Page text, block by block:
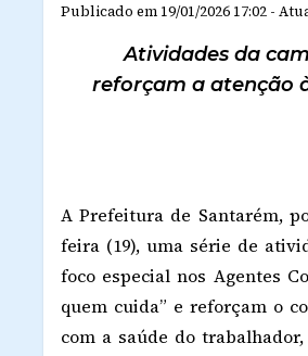
Publicado em 19/01/2026 17:02 -
Atividades da
reforçam a atenção
A Prefeitura de Santarém,
feira (19), uma série de
foco especial nos Agentes
quem cuida” e reforçam o
com a saúde do